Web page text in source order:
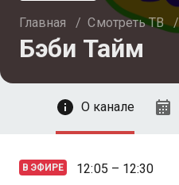
Главная / Смотреть ТВ /
Бэби Тайм
О канале
В ЭФИРЕ 12:05 – 12:30